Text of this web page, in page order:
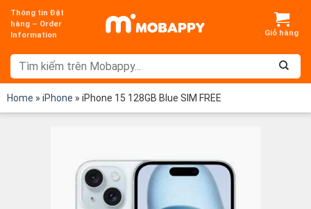
Chuyển
đến
dung
Thông tin Đặt
hàng – Order
Information
Home » iPhone » iPhone 15 128GB Blue SIM FREE